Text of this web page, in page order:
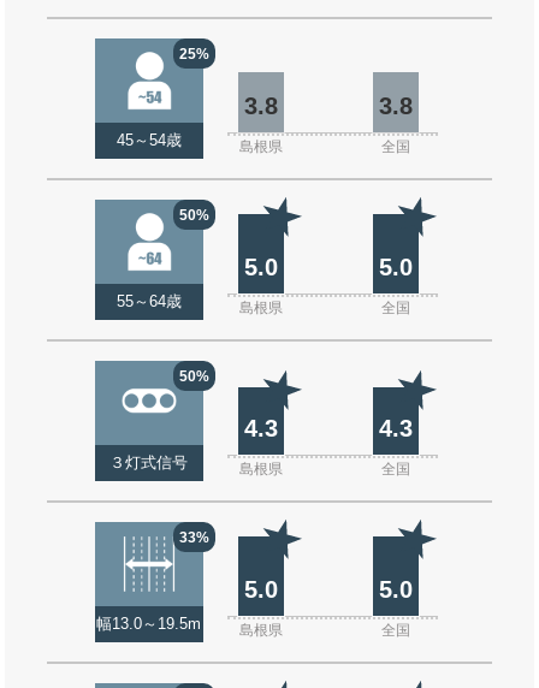
25%
45～54歳
3.8 3.8
島根県 全国
50%
55～64歳
5.0 5.0
島根県 全国
50%
３灯式信号
4.3 4.3
島根県 全国
33%
幅13.0～19.5m
5.0 5.0
島根県 全国